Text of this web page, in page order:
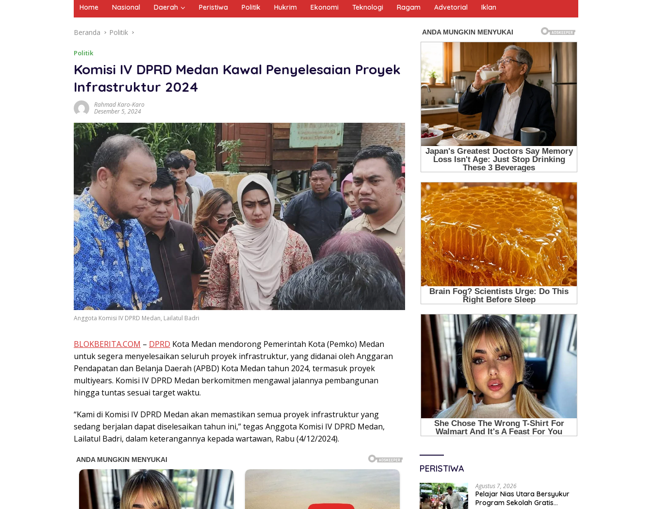
Home Nasional Daerah Peristiwa Politik Hukrim Ekonomi Teknologi Ragam Advetorial Iklan
Beranda Politik
Politik
Komisi IV DPRD Medan Kawal Penyelesaian Proyek
Infrastruktur 2024
Rahmad Karo-Karo
Desember 5, 2024
Anggota Komisi IV DPRD Medan, Lailatul Badri
BLOKBERITA.COM – DPRD Kota Medan mendorong Pemerintah Kota (Pemko) Medan
untuk segera menyelesaikan seluruh proyek infrastruktur, yang didanai oleh Anggaran
Pendapatan dan Belanja Daerah (APBD) Kota Medan tahun 2024, termasuk proyek
multiyears. Komisi IV DPRD Medan berkomitmen mengawal jalannya pembangunan
hingga tuntas sesuai target waktu.
“Kami di Komisi IV DPRD Medan akan memastikan semua proyek infrastruktur yang
sedang berjalan dapat diselesaikan tahun ini,” tegas Anggota Komisi IV DPRD Medan,
Lailatul Badri, dalam keterangannya kepada wartawan, Rabu (4/12/2024).
PERISTIWA
Agustus 7, 2026
Pelajar Nias Utara Bersyukur
Program Sekolah Gratis